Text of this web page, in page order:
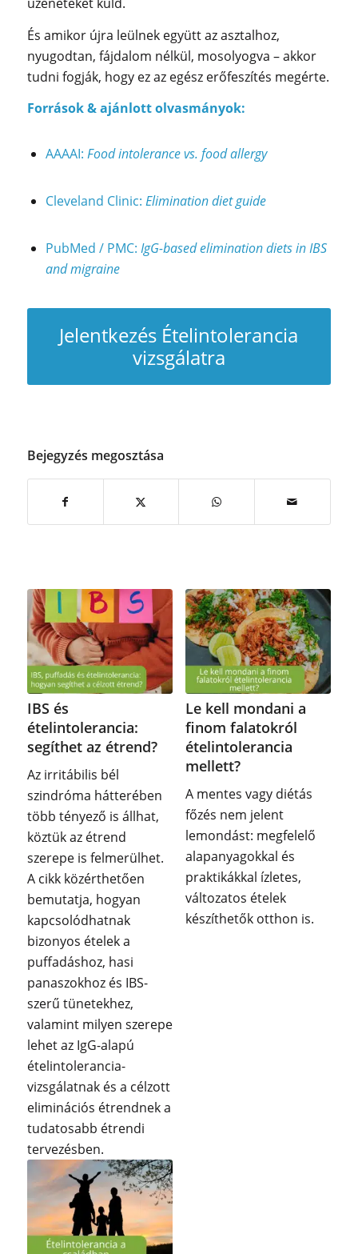
És amikor újra leülnek együtt az asztalhoz,
nyugodtan, fájdalom nélkül, mosolyogva – akkor
tudni fogják, hogy ez az egész erőfeszítés megérte.
Források & ajánlott olvasmányok:
AAAAI: Food intolerance vs. food allergy
Cleveland Clinic: Elimination diet guide
PubMed / PMC: IgG-based elimination diets in IBS
and migraine
Jelentkezés Ételintolerancia
vizsgálatra
Bejegyzés megosztása
IBS és
ételintolerancia:
segíthet az étrend?
Az irritábilis bél
szindróma hátterében
több tényező is állhat,
köztük az étrend
szerepe is felmerülhet.
A cikk közérthetően
bemutatja, hogyan
kapcsolódhatnak
bizonyos ételek a
puffadáshoz, hasi
panaszokhoz és IBS-
szerű tünetekhez,
valamint milyen szerepe
lehet az IgG-alapú
ételintolerancia-
vizsgálatnak és a célzott
eliminációs étrendnek a
tudatosabb étrendi
tervezésben.
Le kell mondani a
finom falatokról
ételintolerancia
mellett?
A mentes vagy diétás
főzés nem jelent
lemondást: megfelelő
alapanyagokkal és
praktikákkal ízletes,
változatos ételek
készíthetők otthon is.